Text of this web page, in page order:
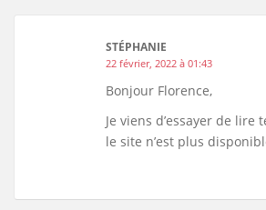
STÉPHANIE
22 février, 2022 à 01:43
Bonjour Florence,
Je viens d’essayer de lire
le site n’est plus